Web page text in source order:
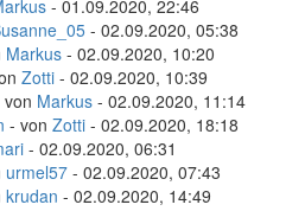
- 01.09.2020, 22:46
- 02.09.2020, 05:38
Markus - 02.09.2020, 10:20
Zotti - 02.09.2020, 10:39
von Markus - 02.09.2020, 11:14
- von Zotti - 02.09.2020, 18:18
- 02.09.2020, 06:31
urmel57 - 02.09.2020, 07:43
krudan - 02.09.2020, 14:49